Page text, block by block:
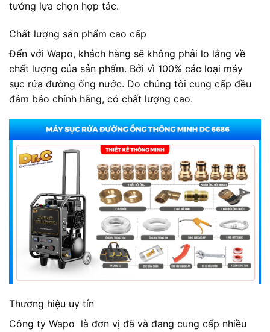
tưởng lựa chọn hợp tác.
Chất lượng sản phẩm cao cấp
Đến với Wapo, khách hàng sẽ không phải lo lắng về
chất lượng của sản phẩm. Bởi vì 100% các loại máy
sục rửa đường ống nước. Do chúng tôi cung cấp đều
đảm bảo chính hãng, có chất lượng cao.
Thương hiệu uy tín
Công ty Wapo là đơn vị đã và đang cung cấp nhiều